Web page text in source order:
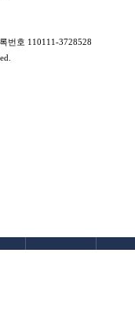
번호 110111-3728528